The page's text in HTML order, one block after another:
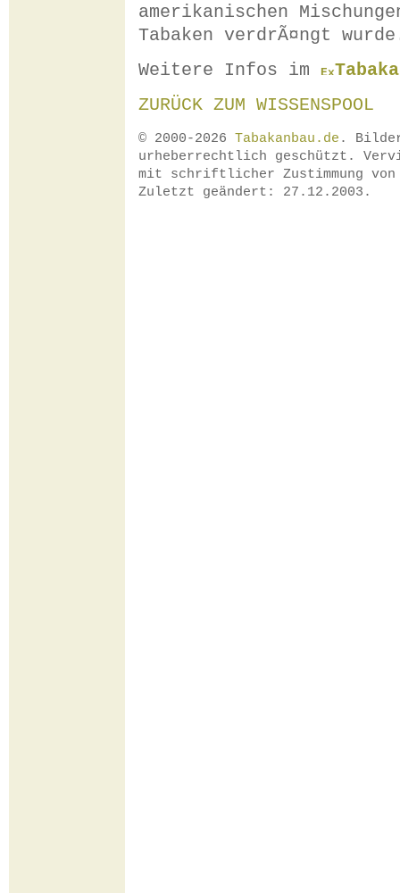
amerikanischen
Tabaken verdrÃ¤ngt
Weitere Infos im
ZURÜCK ZUM WISSENSPOOL
© 2000-2026 Tabakanbau.de .
urheberrechtlich geschützt.
mit schriftlicher Zustimmung
Zuletzt geändert: 27.12.2003.